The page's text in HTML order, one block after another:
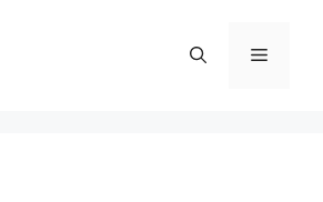
Menu